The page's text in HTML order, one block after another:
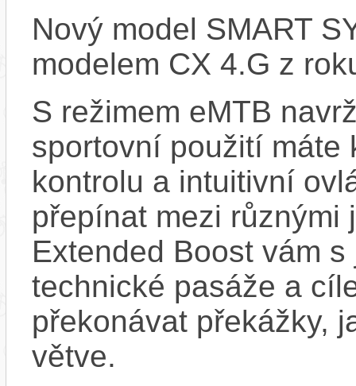
Nový model SMART
modelem CX 4.G z
S režimem eMTB
sportovní použití máte
kontrolu a intuitivní
přepínat mezi různými
Extended Boost vám
technické pasáže a
překonávat překážky,
větve.